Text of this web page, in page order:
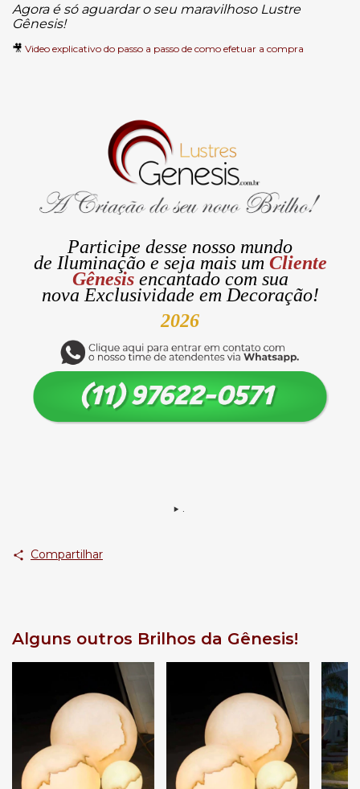
Agora é só aguardar o seu maravilhoso Lustre
Gênesis!
🎥 Video explicativo do passo a passo de como efetuar a compra
Participe desse nosso mundo
de Iluminaçãoe seja mais um Cliente
Gênesis encantado com sua
nova Exclusividade em Decoração!
2026
Compartilhar
Alguns outros Brilhos da Gênesis!